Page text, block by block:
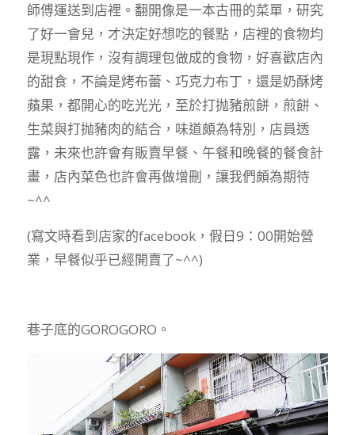
師傅運送到店裡。翻開像是一本古冊的菜單，研究
了好一會兒，才決定好想吃的餐點，店裡的食物均
是現點現作，沒有調理包做成的食物，好喜歡店內
的甜食，不論是烤布蕾、巧克力布丁，還是奶酥烤
蘋果，都開心的吃光光，至於打抛豬煎餅，煎餅、
生菜與打抛豬肉的結合，味道頗為特別，店員透
露，未來也許會有販賣早餐、午餐和晚餐的餐食計
畫，店內菜色也許會再做增刪，讓我們頗為期待
~^^
(寫文時看到店家的facebook，假日9：00開始營
業，早餐似乎已經開賣了~^^)
巷子底的GOROGORO。